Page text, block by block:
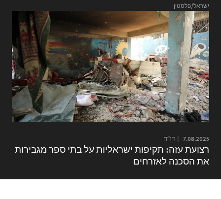
ישראל/פלסטין
7.08.2025 דו"ח
רצועת עזה: תקיפות ישראליות על בתי ספר מגבירות
את הסכנה לאזרחים